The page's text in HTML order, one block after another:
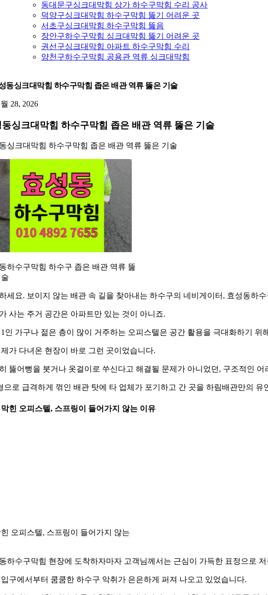
동대문구싱크대막힘 상가 하수구막힘 수리 공사
덕양구싱크대막힘 하수구막힘 뚫기 어려운 곳
서초구싱크대막힘 하수구막힘 뚫음
장안구하수구막힘 싱크대막힘 뚫기 어려운 곳
권선구싱크대막힘 아파트 하수구막힘 수리
양천구하수구막힘 공용관 역류 싱크대막힘
동싱크대막힘 하수구막힘 좁은 배관 역류 뚫은 기술
28, 2026
싱크대막힘 하수구막힘 좁은 배관 역류 뚫은 기술
싱크대막힘 하수구막힘 좁은 배관 역류 뚫은 기술
하수구막힘 하수구 좁은 배관 역류 뚫
세요. 보이지 않는 배관 속 길을 찾아내는 하수구의 네비게이터, 효성동하
사는 주거 공간은 아파트만 있는 것이 아니죠.
인 가구나 젊은 층이 많이 거주하는 오피스텔은 공간 활용을 극대화하기
가 다녀온 현장이 바로 그런 곳이었습니다.
뚫어뻥을 붓거나 옷걸이로 쑤신다고 해결될 문제가 아니었던, 구조적인
으로 급격하게 꺾인 배관 탓에 타 업체가 포기하고 간 곳을 하림배관만의
막힌 오피스텔, 스프링이 들어가지 않는 이유
오피스텔, 스프링이 들어가지 않는
하수구막힘 현장에 도착하자마자 고객님께서는 근심이 가득한 표정으로
구에서부터 쿰쿰한 하수구 악취가 은은하게 퍼져 나오고 있었습니다.